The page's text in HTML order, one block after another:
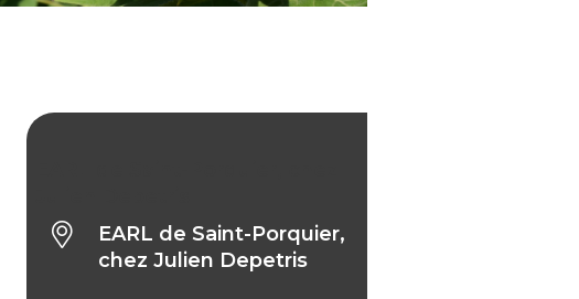
EARL de Saint-Porquier,
chez Julien Depetris